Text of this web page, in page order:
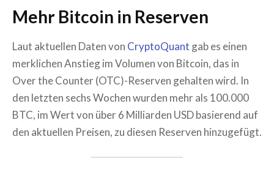
Mehr Bitcoin in Reserven
Laut aktuellen Daten von CryptoQuant gab es einen
merklichen Anstieg im Volumen von Bitcoin, das in
Over the Counter (OTC)-Reserven gehalten wird. In
den letzten sechs Wochen wurden mehr als 100.000
BTC, im Wert von über 6 Milliarden USD basierend auf
den aktuellen Preisen, zu diesen Reserven hinzugefügt.